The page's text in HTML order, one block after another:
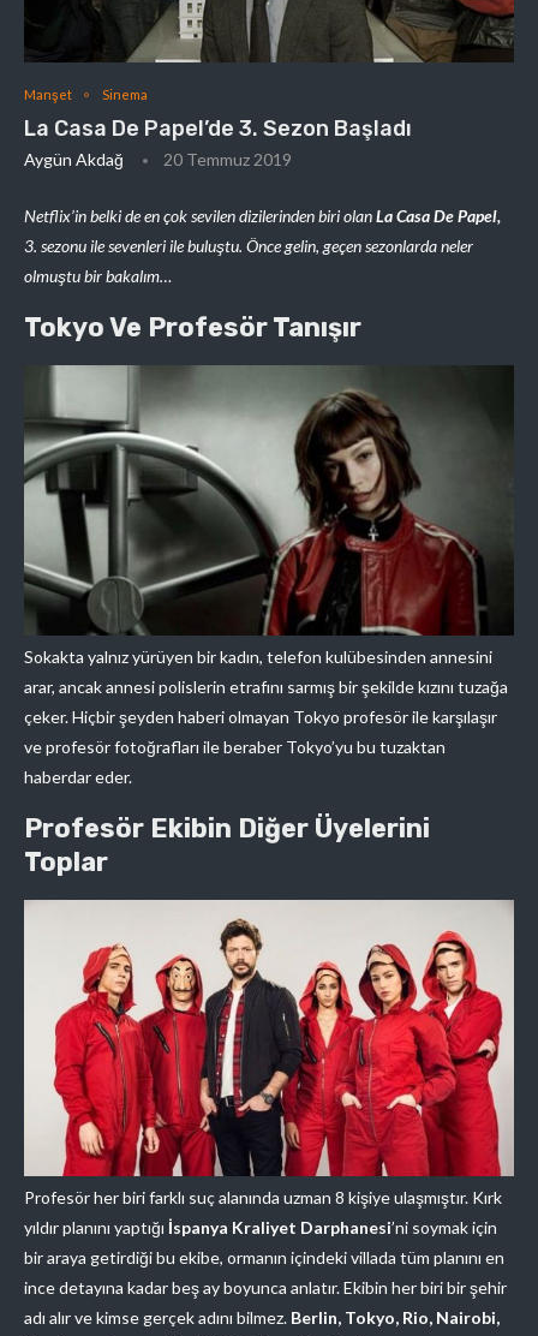
Manşet Sinema
La Casa De Papel’de 3. Sezon Başladı
Aygün Akdağ 20 Temmuz 2019
Netflix’in belki de en çok sevilen dizilerinden biri olanLa Casa De Papel,
3. sezonu ile sevenleri ile buluştu. Önce gelin, geçen sezonlarda neler
olmuştu bir bakalım…
Tokyo Ve Profesör Tanışır
Sokakta yalnız yürüyen bir kadın, telefon kulübesinden annesini
arar, ancak annesi polislerin etrafını sarmış bir şekilde kızını tuzağa
çeker. Hiçbir şeyden haberi olmayan Tokyo profesör ile karşılaşır
ve profesör fotoğrafları ile beraber Tokyo’yu bu tuzaktan
haberdar eder.
Profesör Ekibin Diğer Üyelerini
Toplar
Profesör her biri farklı suç alanında uzman 8 kişiye ulaşmıştır. Kırk
yıldır planını yaptığı İspanya Kraliyet Darphanesi’ni soymak için
bir araya getirdiği bu ekibe, ormanın içindeki villada tüm planını en
ince detayına kadar beş ay boyunca anlatır. Ekibin her biri bir şehir
adı alır ve kimse gerçek adını bilmez. Berlin, Tokyo, Rio, Nairobi,